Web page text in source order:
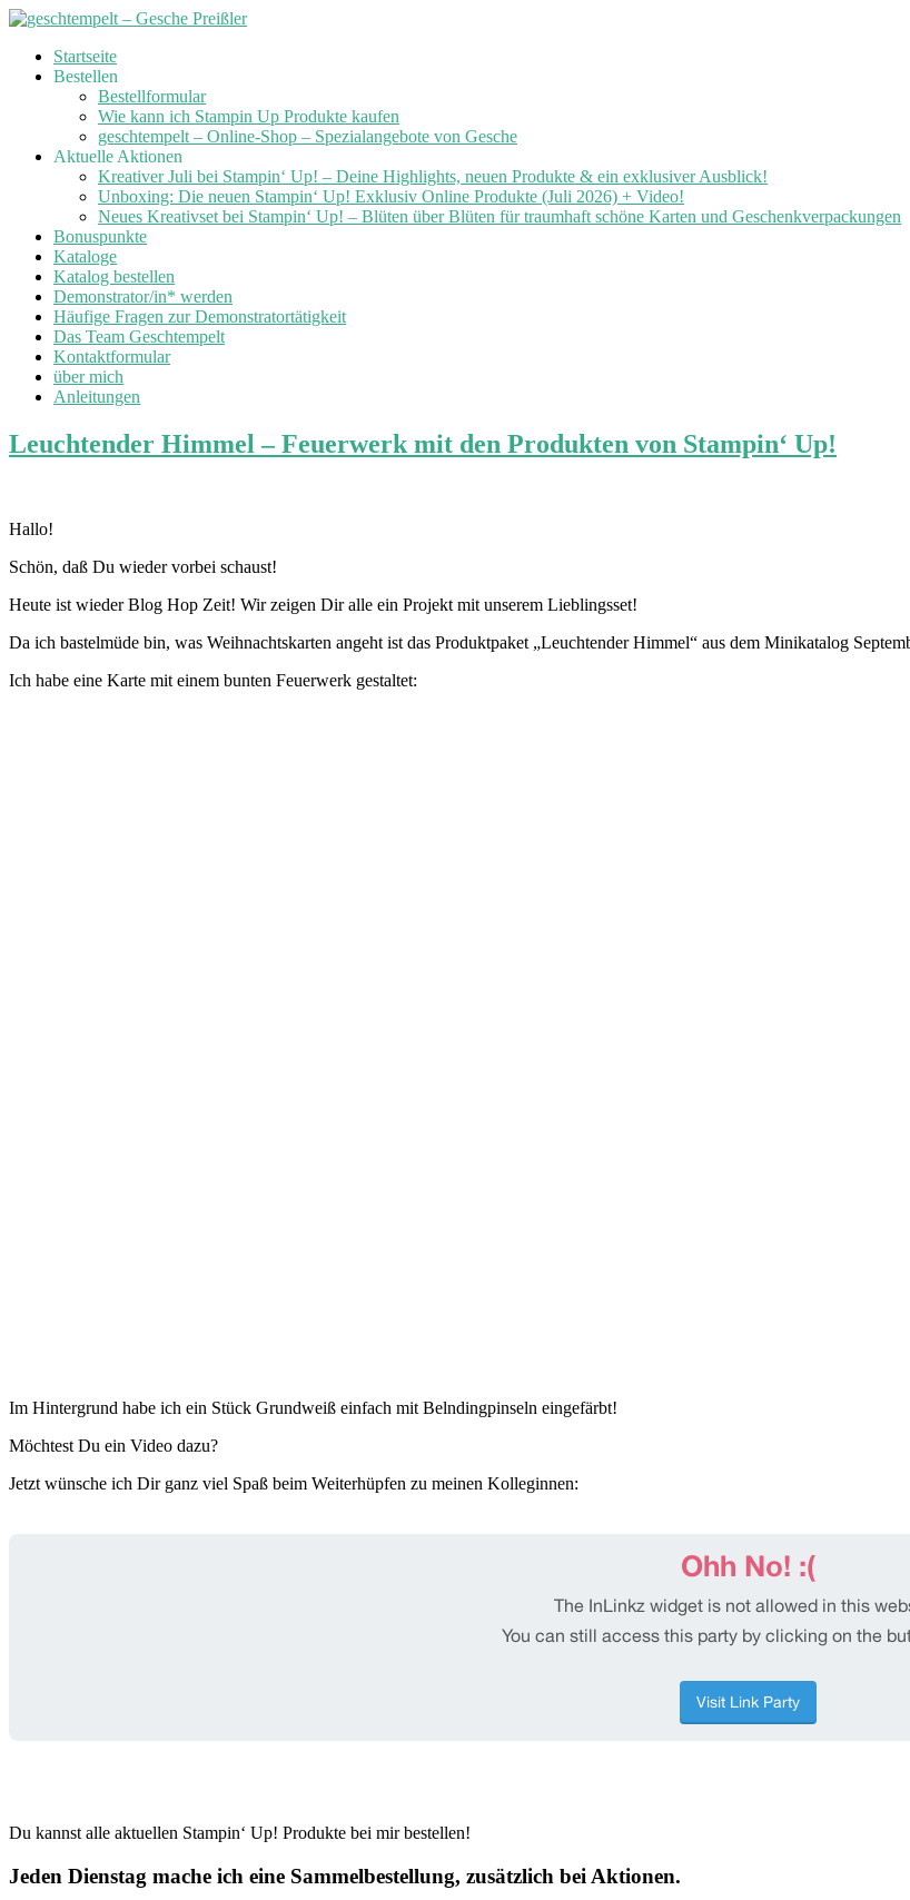
Skip
Startseite
Bestellen
Bestellformular
Wie kann ich Stampin Up Produkte kaufen
geschtempelt – Online-Shop – Spezialangebote von Gesche
Aktuelle Aktionen
Kreativer Juli bei Stampin‘ Up! – Deine Highlights, neuen Produkte & ein exklusiver Ausblick!
Unboxing: Die neuen Stampin‘ Up! Exklusiv Online Produkte (Juli 2026) + Video!
Neues Kreativset bei Stampin‘ Up! – Blüten über Blüten für traumhaft schöne Karten und Geschenkverpackungen
Bonuspunkte
Kataloge
Katalog bestellen
Demonstrator/in* werden
Häufige Fragen zur Demonstratortätigkeit
Das Team Geschtempelt
Kontaktformular
über mich
Anleitungen
Leuchtender Himmel – Feuerwerk mit den Produkten von Stampin‘ Up!
Hallo!
Schön, daß Du wieder vorbei schaust!
Heute ist wieder Blog Hop Zeit! Wir zeigen Dir alle ein Projekt mit unserem Lieblingsset!
Da ich bastelmüde bin, was Weihnachtskarten angeht ist das Produktpaket „Leuchtender Himmel“ aus dem Minikatalog
Ich habe eine Karte mit einem bunten Feuerwerk gestaltet:
Im Hintergrund habe ich ein Stück Grundweiß einfach mit Belndingpinseln eingefärbt!
Möchtest Du ein Video dazu?
Jetzt wünsche ich Dir ganz viel Spaß beim Weiterhüpfen zu meinen Kolleginnen:
Du kannst alle aktuellen Stampin‘ Up! Produkte bei mir bestellen!
Jeden Dienstag mache ich eine Sammelbestellung, zusätzlich bei Aktionen.